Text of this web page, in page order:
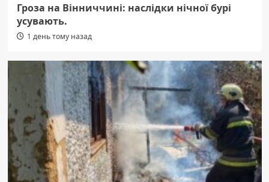
Гроза на Вінниччині: наслідки нічної бурі
усувають.
1 день тому назад